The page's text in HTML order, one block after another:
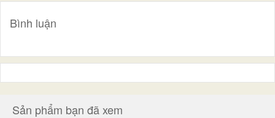
Bình luận
Sản phẩm bạn đã xem